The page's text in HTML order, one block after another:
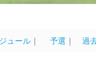
ュール | 予選 | 過